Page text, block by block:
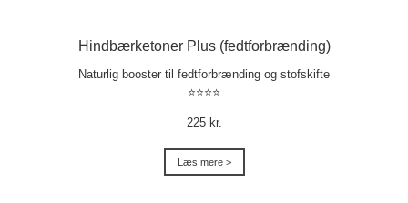
Hindbærketoner Plus (fedtforbrænding)
Naturlig booster til fedtforbrænding og stofskifte
⭐⭐⭐⭐
225 kr.
Læs mere >